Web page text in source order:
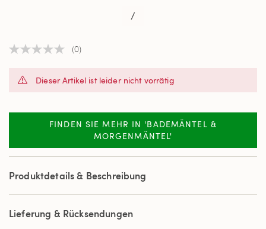
/
Kein
auf
(0)
Dieser Artikel ist leider nicht vorrätig
FINDEN SIE MEHR IN 'BADEMÄNTEL &
MORGENMÄNTEL'
Produktdetails & Beschreibung
Lieferung & Rücksendungen